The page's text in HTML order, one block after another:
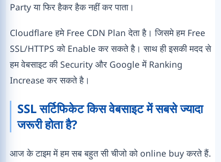
Party या फिर हैकर हैक नहीं कर पाता।
Cloudflare हमे Free CDN Plan देता है। जिसमे हम Free
SSL/HTTPS को Enable कर सकते है। साथ ही इसकी मदद से
हम वेबसाइट की Security और Google में Ranking
Increase कर सकते है।
SSL सर्टिफिकेट किस वेबसाइट में सबसे ज्यादा
जरूरी होता है?
आज के टाइम में हम सब बहुत सी चीजो को online buy करते हैं.